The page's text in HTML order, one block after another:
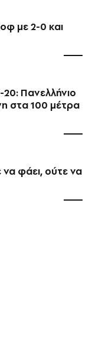
με 2-0 και
Πανελλήνιο
στα 100 μέτρα
φάει, ούτε να